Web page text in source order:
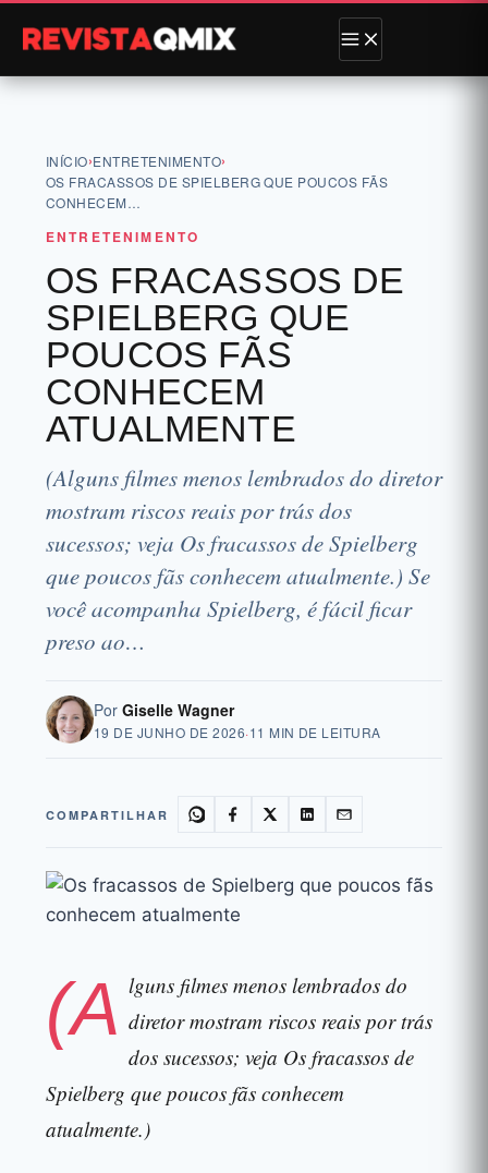
INÍCIO›ENTRETENIMENTO›
OS FRACASSOS DE SPIELBERG QUE POUCOS FÃS
CONHECEM…
ENTRETENIMENTO
OS FRACASSOS DE
SPIELBERG QUE
POUCOS FÃS
CONHECEM
ATUALMENTE
(Alguns filmes menos lembrados do diretor
mostram riscos reais por trás dos
sucessos; veja Os fracassos de Spielberg
que poucos fãs conhecem atualmente.) Se
você acompanha Spielberg, é fácil ficar
preso ao…
Por Giselle Wagner
19 DE JUNHO DE 2026·11 MIN DE LEITURA
COMPARTILHAR
(A lguns filmes menos lembrados do
diretor mostram riscos reais por trás
dos sucessos; veja Os fracassos de
Spielberg que poucos fãs conhecem
atualmente.)